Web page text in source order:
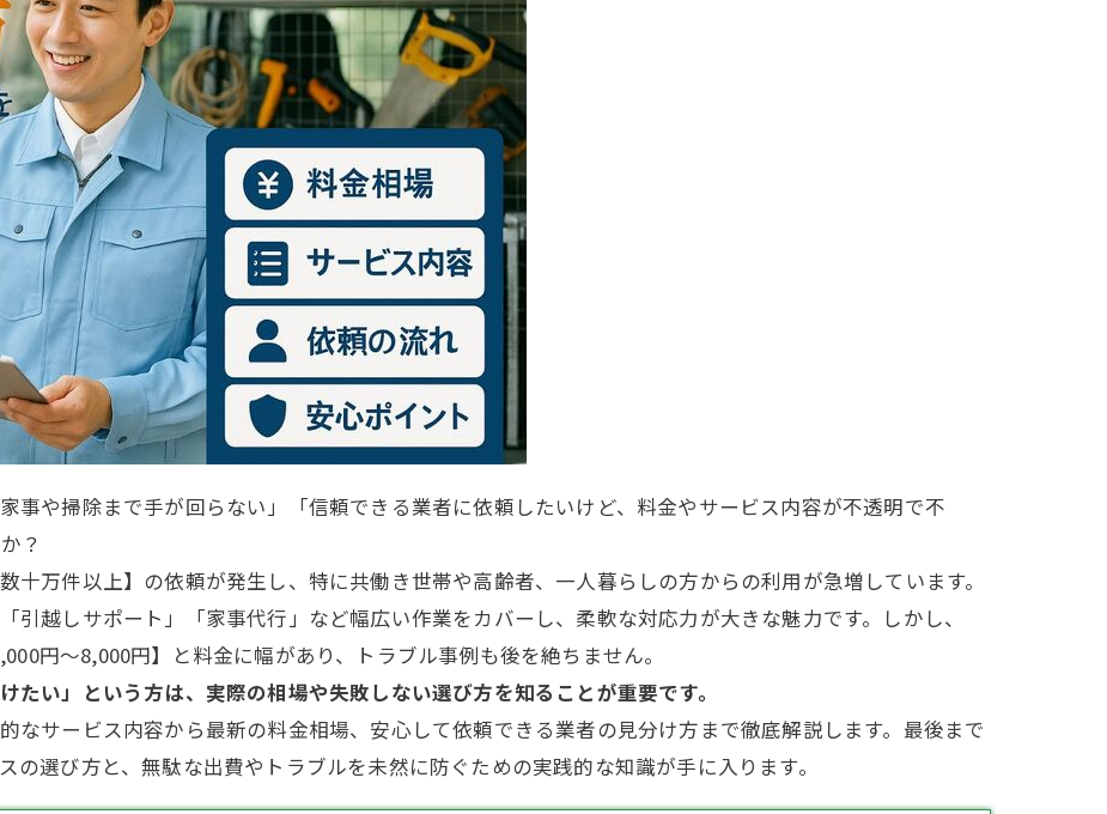
事や掃除まで手が回らない」「信頼できる業者に依頼したいけど、料金やサービス内容が不透明で不
？
十万件以上】の依頼が発生し、特に共働き世帯や高齢者、一人暮らしの方からの利用が急増しています。
引越しサポート」「家事代行」など幅広い作業をカバーし、柔軟な対応力が大きな魅力です。しかし、
円～8,000円】と料金に幅があり、トラブル事例も後を絶ちません。
たい」という方は、実際の相場や失敗しない選び方を知ることが重要です。
なサービス内容から最新の料金相場、安心して依頼できる業者の見分け方まで徹底解説します。最後まで
選び方と、無駄な出費やトラブルを未然に防ぐための実践的な知識が手に入ります。